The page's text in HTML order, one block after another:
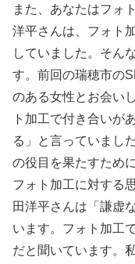
また、あなたはフォ
洋平さんは、フォト
していました。そん
す。前回の瑞穂市の
のある女性とお会い
ト加工で付き合いが
る」と言っていまし
の役目を果たすため
フォト加工に対する
田洋平さんは「謙虚
います。フォト加工
だと聞いています。